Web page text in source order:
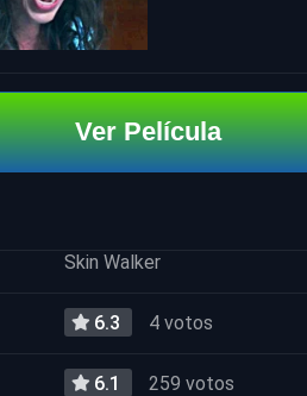
Ver Película
Skin Walker
6.3 4 votos
6.1 259 votos